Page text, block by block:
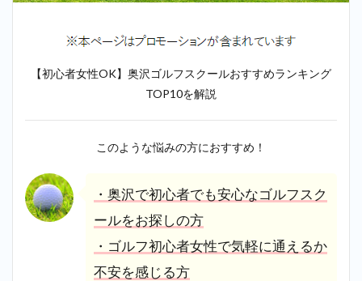
【初心者女性OK】奥沢ゴルフスクールおすすめランキング
TOP10を解説
このような悩みの方におすすめ！
・奥沢で初心者でも安心なゴルフスク
ールをお探しの方
・ゴルフ初心者女性で気軽に通えるか
不安を感じる方